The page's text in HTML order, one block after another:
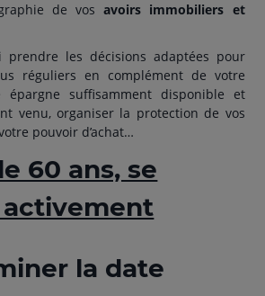
de vosavoirs immobiliers et
prendre les décisions adaptées pour
réguliers en complément de votre
suffisamment disponible et
venu, organiser la protection de vos
pouvoir d’achat…
60 ans, se
la date